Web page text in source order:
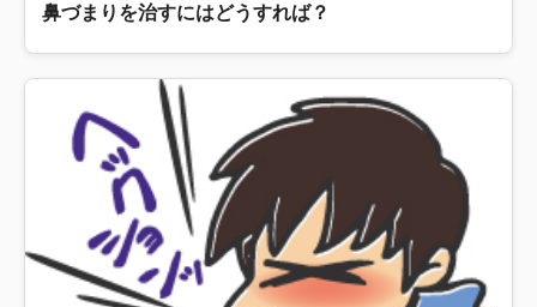
鼻づまりを治すにはどうすれば？